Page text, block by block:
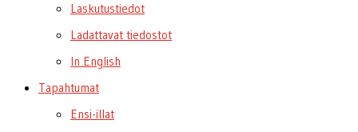
Laskutustiedot
Ladattavat tiedostot
In English
Tapahtumat
Ensi-illat